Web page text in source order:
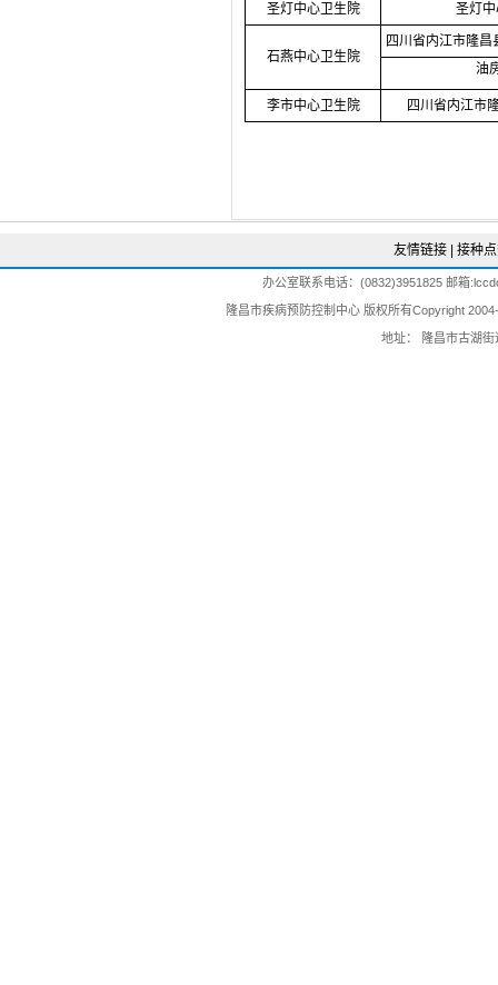
圣灯中心卫生院 圣灯
石燕中心卫生院
四川省内江市隆昌
油
李市中心卫生院 四川省内江市
友情链接 接种
办公室联系电话：(0832)3951825 邮箱
隆昌市疾病预防控制中心 版权所有Copyright
地址： 隆昌市古湖